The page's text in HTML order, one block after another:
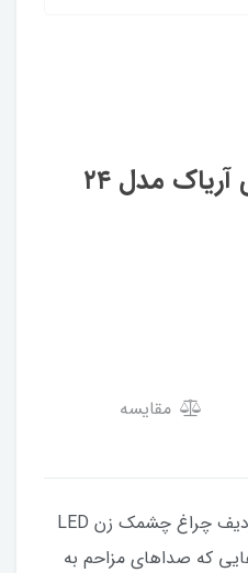
آژیر فلاشر ال ای دی آریاک مدل ۲۴
مقایسه
آژیر فلاشر از یک آژیر و یک ردیف چراغ چشمک زن LED
که صداهای مزاحم به